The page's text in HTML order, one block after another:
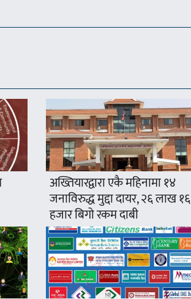
अख्तियारद्वारा एकै महिनामा १४
जनाविरुद्ध मुद्दा दायर, २६ लाख १६
हजार बिगो रकम दाबी